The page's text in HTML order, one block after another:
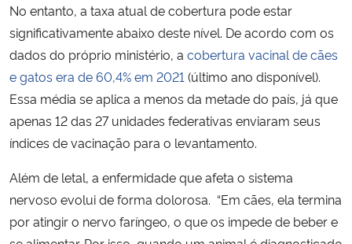
No entanto, a taxa atual de cobertura pode estar
significativamente abaixo deste nível. De acordo com os
dados do próprio ministério, a cobertura vacinal de cães
e gatos era de 60,4% em 2021 (último ano disponível).
Essa média se aplica a menos da metade do país, já que
apenas 12 das 27 unidades federativas enviaram seus
índices de vacinação para o levantamento.
Além de letal, a enfermidade que afeta o sistema
nervoso evolui de forma dolorosa. “Em cães, ela termina
por atingir o nervo faríngeo, o que os impede de beber e